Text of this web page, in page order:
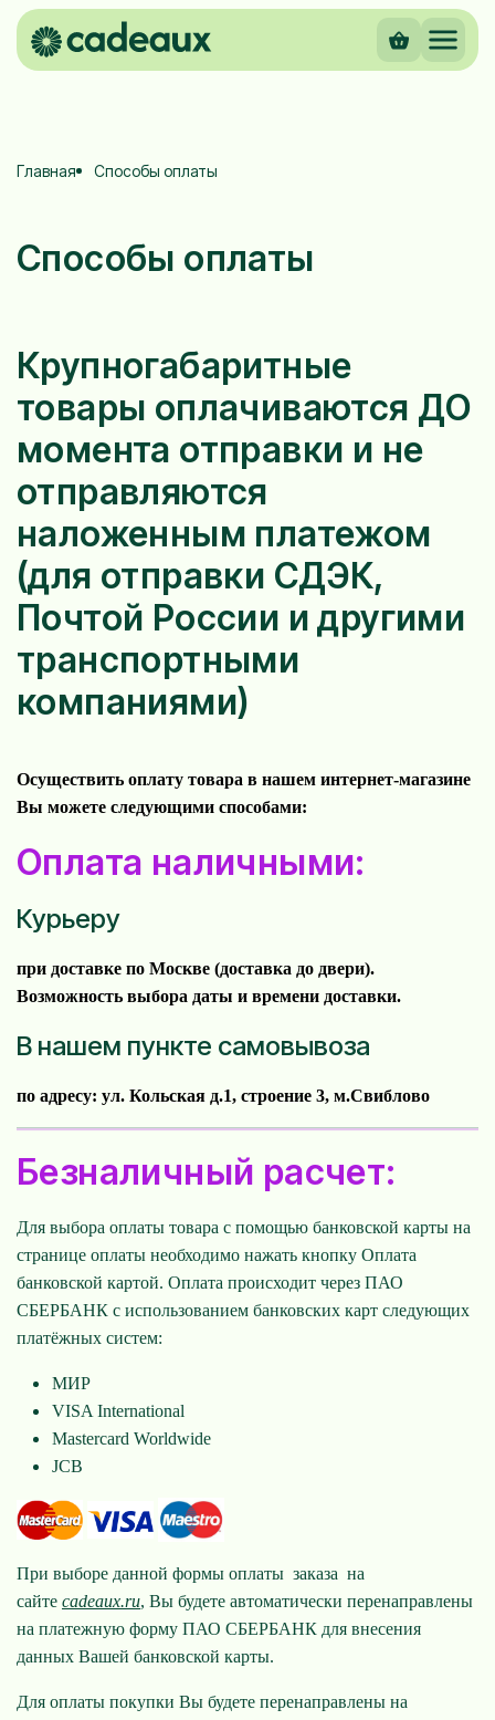
Главная Способы оплаты
Способы оплаты
Крупногабаритные
товары оплачиваются ДО
момента отправки и не
отправляются
наложенным платежом
(для отправки СДЭК,
Почтой России и другими
транспортными
компаниями)
Осуществить оплату товара в нашем интернет-магазине
Вы можете следующими способами:
Оплата наличными:
Курьеру
при доставке по Москве (доставка до двери).
Возможность выбора даты и времени доставки.
В нашем пункте самовывоза
по адресу: ул. Кольская д.1, строение 3, м.Свиблово
Безналичный расчет:
Для выбора оплаты товара с помощью банковской карты на
странице оплаты необходимо нажать кнопку Оплата
банковской картой. Оплата происходит через ПАО
СБЕРБАНК с использованием банковских карт следующих
платёжных систем:
МИР
VISA International
Mastercard Worldwide
JCB
При выборе данной формы оплаты заказа на
сайте cadeaux.ru, Вы будете автоматически перенаправлены
на платежную форму ПАО СБЕРБАНК для внесения
данных Вашей банковской карты.
Для оплаты покупки Вы будете перенаправлены на